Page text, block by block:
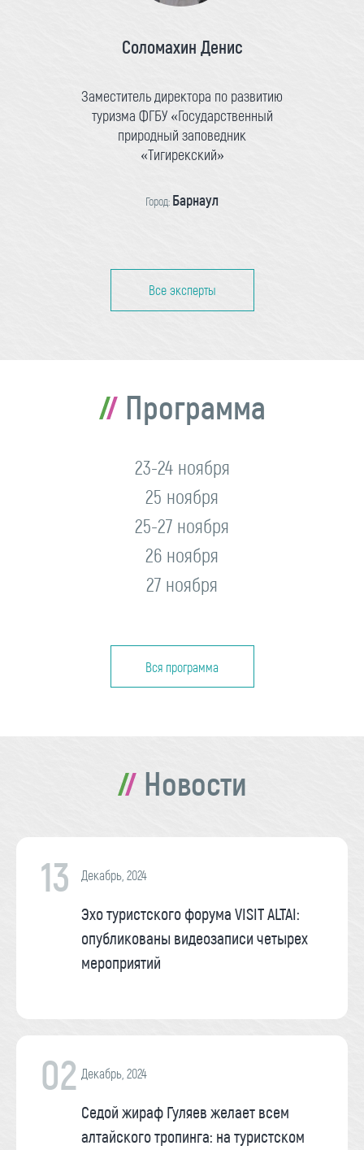
Соломахин Денис
Заместитель директора по развитию
туризма ФГБУ «Государственный
природный заповедник
«Тигирекский»
Город: Барнаул
Все эксперты
Программа
23-24 ноября
25 ноября
25-27 ноября
26 ноября
27 ноября
Вся программа
Новости
13 Декабрь, 2024
Эхо туристского форума VISIT ALTAI:
опубликованы видеозаписи четырех
мероприятий
02 Декабрь, 2024
Седой жираф Гуляев желает всем
алтайского тропинга: на туристском